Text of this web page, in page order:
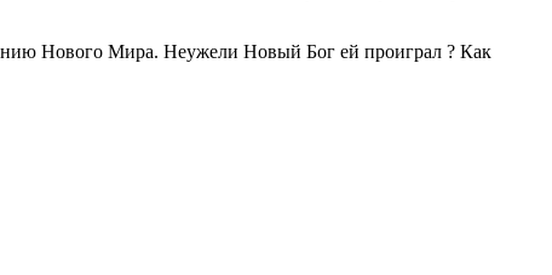
Нового Мира. Неужели Новый Бог ей проиграл ? Как